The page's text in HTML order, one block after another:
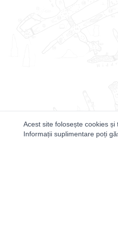
Acest site folosește cookies
Informații suplimentare poți